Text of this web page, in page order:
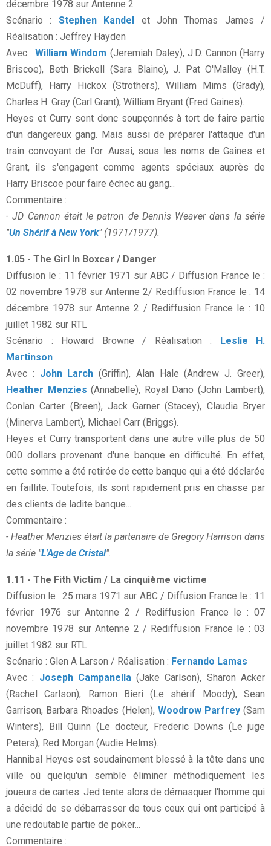
décembre 1978 sur Antenne 2
Scénario : Stephen Kandel
et John Thomas James /
Réalisation : Jeffrey Hayden
Avec :William Windom (Jeremiah Daley), J.D. Cannon (Harry
Briscoe), Beth Brickell (Sara Blaine), J. Pat O'Malley (H.T.
McDuff), Harry Hickox (Strothers), William Mims (Grady),
Charles H. Gray (Carl Grant), William Bryant (Fred Gaines).
Heyes et Curry sont donc soupçonnés à tort de faire partie
d'un dangereux gang. Mais aussi de préparer l'attaque d'un
train convoyant de l'or. Aussi, sous les noms de Gaines et
Grant, ils s'engagent comme agents spéciaux auprès de
Harry Briscoe pour faire échec au gang...
Commentaire :
- JD Cannon était le patron de Dennis Weaver dans la série
"Un Shérif à New York" (1971/1977).
1.05 - The Girl In Boxcar / Danger
Diffusion le : 11 février 1971 sur ABC / Diffusion France le :
02 novembre 1978 sur Antenne 2/ Rediffusion France le : 14
décembre 1978 sur Antenne 2 / Rediffusion France le : 10
juillet 1982 sur RTL
Scénario : Howard Browne / Réalisation :
Leslie H.
Martinson
Avec : John Larch (Griffin), Alan Hale (Andrew J. Greer),
Heather Menzies (Annabelle), Royal Dano (John Lambert),
Conlan Carter (Breen), Jack Garner (Stacey), Claudia Bryer
(Minerva Lambert), Michael Carr (Briggs).
Heyes et Curry transportent dans une autre ville plus de 50
000 dollars provenant d'une banque en difficulté. En effet,
cette somme a été retirée de cette banque qui a été déclarée
en faillite. Toutefois, ils sont rapidement pris en chasse par
des clients de ladite banque...
Commentaire :
- Heather Menzies était la partenaire de Gregory Harrison dans
la série "L'Age de Cristal".
1.11 - The Fith Victim / La cinquième victime
Diffusion le : 25 mars 1971 sur ABC / Diffusion France le : 11
février 1976 sur Antenne 2 / Rediffusion France le : 07
novembre 1978 sur Antenne 2 / Rediffusion France le : 03
juillet 1982 sur RTL
Scénario : Glen A Larson / Réalisation : Fernando Lamas
Avec : Joseph Campanella(Jake Carlson), Sharon Acker
(Rachel Carlson), Ramon Bieri (Le shérif Moody), Sean
Garrison, Barbara Rhoades (Helen), Woodrow Parfrey(Sam
Winters), Bill Quinn (Le docteur, Frederic Downs (Le juge
Peters), Red Morgan (Audie Helms).
Hannibal Heyes est soudainement blessé à la tête dans une
ville où quelqu'un semble éliminer méthodiquement les
joueurs de cartes. Jed tente alors de démasquer l'homme qui
a décidé de se débarrasser de tous ceux qui ont participé à
une redoutable partie de poker...
Commentaire :